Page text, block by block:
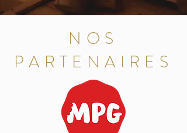
NOS
PARTENAIRES